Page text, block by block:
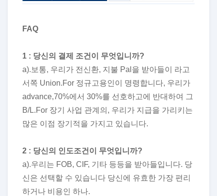
FAQ
1 : 당신의 결제 조건이 무엇입니까?
a).보통, 우리가 전신환, 지불 Pal을 받아들이 라고
서쪽 Union.For 정규고용인이 명령합니다, 우리가
advance,70%에서 30%를 선호하고에 반대하여 그
B/L.For 장기 사업 관계의, 우리가 지급을 가리키는
많은 이점 장기적을 가지고 있습니다.
2 : 당신의 인도조건이 무엇입니까?
a).우리는 FOB, CIF, 기타 등등을 받아들입니다. 당
신은 선택할 수 있습니다 당신에 유효한 가장 편리
하거나 비용인 하나.